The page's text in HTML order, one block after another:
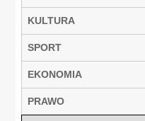
KULTURA
SPORT
EKONOMIA
PRAWO